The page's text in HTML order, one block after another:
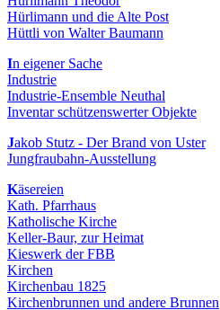
Hürlimann und die Alte Post
Hüttli von Walter Baumann
In eigener Sache
Industrie
Industrie-Ensemble Neuthal
Inventar schützenswerter Objekte
Jakob Stutz - Der Brand von Uster
Jungfraubahn-Ausstellung
Käsereien
Kath. Pfarrhaus
Katholische Kirche
Keller-Baur, zur Heimat
Kieswerk der FBB
Kirchen
Kirchenbau 1825
Kirchenbrunnen und andere Brunnen